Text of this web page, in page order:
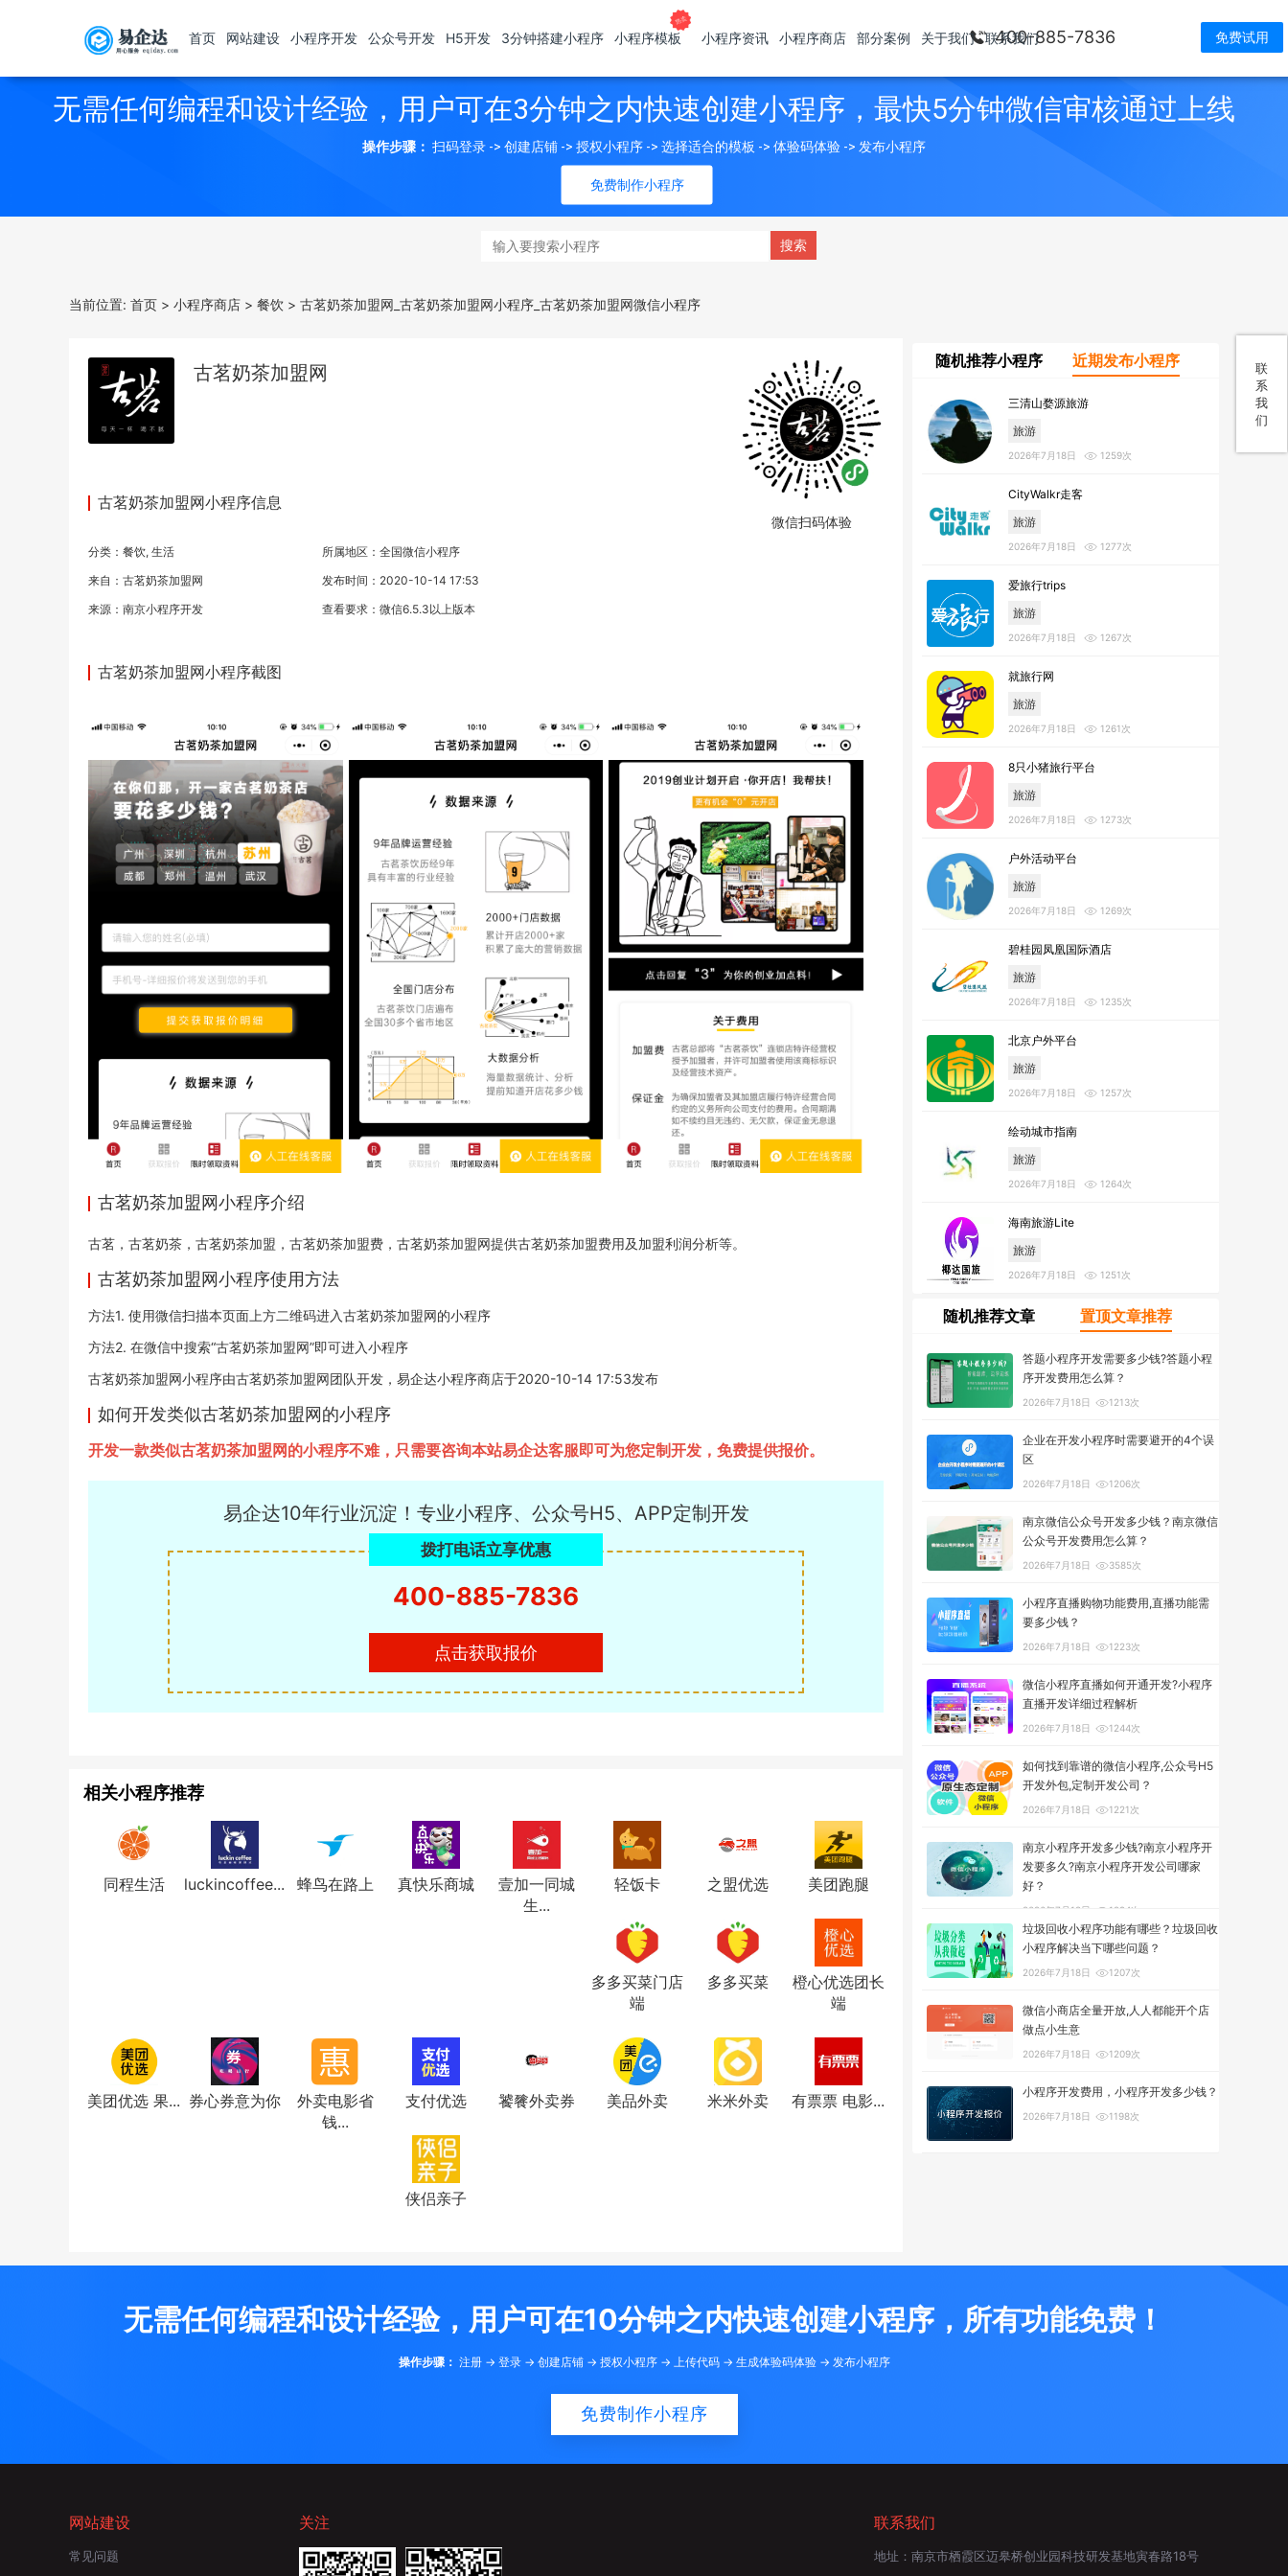
400-885-7836 免费试用
首页 网站建设 小程序开发 公众号开发 H5开发 3分钟搭建小程序 小程序模板 小程序资讯 小程序商店 部分案例 关于我们 联系我们
联
系
我
们
无需任何编程和设计经验，用户可在3分钟之内快速创建小程序，最快5分钟微信审核通过上线
免费制作小程序
操作步骤： 扫码登录 -> 创建店铺 -> 授权小程序 -> 选择适合的模板 -> 体验码体验 -> 发布小程序
当前位置: 首页 > 小程序商店 > 餐饮 > 古茗奶茶加盟网_古茗奶茶加盟网小程序_古茗奶茶加盟网微信小程序
古茗奶茶加盟网
古茗奶茶加盟网小程序信息
分类： 餐饮, 生活
所属地区：全国微信小程序
来自：古茗奶茶加盟网
发布时间：2020-10-14 17:53
来源： 南京小程序开发 查看要求：微信6.5.3以上版本
微信扫码体验
古茗奶茶加盟网小程序截图
古茗奶茶加盟网小程序介绍
古茗，古茗奶茶，古茗奶茶加盟，古茗奶茶加盟费，古茗奶茶加盟网提供古茗奶茶加盟费用及加盟利润分析等。
古茗奶茶加盟网小程序使用方法
方法1. 使用微信扫描本页面上方二维码进入古茗奶茶加盟网的小程序
方法2. 在微信中搜索“古茗奶茶加盟网”即可进入小程序
古茗奶茶加盟网小程序由古茗奶茶加盟网团队开发，易企达小程序商店于2020-10-14 17:53发布
如何开发类似古茗奶茶加盟网的小程序
开发一款类似古茗奶茶加盟网的小程序不难，只需要咨询本站易企达客服即可为您定制开发，免费提供报价。
易企达10年行业沉淀！专业小程序、公众号H5、APP定制开发
拨打电话立享优惠
400-885-7836
点击获取报价
相关小程序推荐
同程生活 luckincoffee... 蜂鸟在路上 真快乐商城
壹加一同城
生...
轻饭卡 之盟优选 美团跑腿
多多买菜门店
端
多多买菜
橙心优选团长
端
美团优选 果... 券心券意为你
外卖电影省
钱...
支付优选 饕餮外卖券 美品外卖 米米外卖 有票票 电影...
侠侣亲子
随机推荐小程序 近期发布小程序
三清山婺源旅游
旅游
2026年7月18日 1259次
CityWalkr走客
旅游
2026年7月18日 1277次
爱旅行trips
旅游
2026年7月18日 1267次
就旅行网
旅游
2026年7月18日 1261次
8只小猪旅行平台
旅游
2026年7月18日 1273次
户外活动平台
旅游
2026年7月18日 1269次
碧桂园凤凰国际酒店
旅游
2026年7月18日 1235次
北京户外平台
旅游
2026年7月18日 1257次
绘动城市指南
旅游
2026年7月18日 1264次
海南旅游Lite
旅游
2026年7月18日 1251次
随机推荐文章 置顶文章推荐
答题小程序开发需要多少钱?答题小程
序开发费用怎么算？
2026年7月18日 1213次
企业在开发小程序时需要避开的4个误
区
2026年7月18日 1206次
南京微信公众号开发多少钱？南京微信
公众号开发费用怎么算？
2026年7月18日 3585次
小程序直播购物功能费用,直播功能需
要多少钱？
2026年7月18日 1223次
微信小程序直播如何开通开发?小程序
直播开发详细过程解析
2026年7月18日 1244次
如何找到靠谱的微信小程序,公众号H5
开发外包,定制开发公司？
2026年7月18日 1221次
南京小程序开发多少钱?南京小程序开
发要多久?南京小程序开发公司哪家
好？
2026年7月18日 1294次
垃圾回收小程序功能有哪些？垃圾回收
小程序解决当下哪些问题？
2026年7月18日 1207次
微信小商店全量开放,人人都能开个店
做点小生意
2026年7月18日 1209次
小程序开发费用，小程序开发多少钱？
2026年7月18日 1198次
无需任何编程和设计经验，用户可在10分钟之内快速创建小程序，所有功能免费！
操作步骤： 注册 -> 登录 -> 创建店铺 -> 授权小程序 -> 上传代码 -> 生成体验码体验 -> 发布小程序
免费制作小程序
网站建设
常见问题
关注 联系我们
地址： 南京市栖霞区迈皋桥创业园科技研发基地寅春路18号